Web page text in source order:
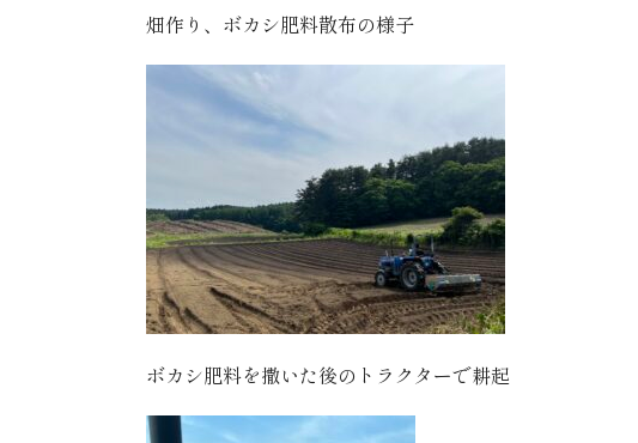
畑作り、ボカシ肥料散布の様子
ボカシ肥料を撒いた後のトラクターで耕起